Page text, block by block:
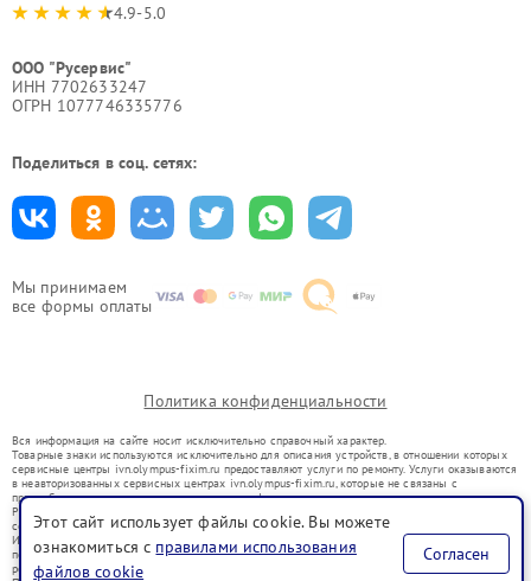
Мы принимаем
все формы оплаты
4.9-5.0
ООО "Русервис"
ИНН 7702633247
ОГРН 1077746335776
Поделиться в соц. сетях:
Политика конфиденциальности
Вся информация на сайте носит исключительно справочный характер.
Товарные знаки используются исключительно для описания устройств, в отношении которых
сервисные центры ivn.olympus-fixim.ru предоставляют услуги по ремонту. Услуги оказываются
в неавторизованных сервисных центрах ivn.olympus-fixim.ru, которые не связаны с
правообладателями товарных знаков или их официальными представителями.
Ремонт осуществляется для устройств, уже введенных в гражданский оборот в соответствии
со статьей 1487 ГК РФ.
Использование товарных знаков не преследует цели индивидуализации услуг или введения
потребителей в заблуждение, а служит для информирования о предоставляемых услугах по
ремонту техники указанных брендов.
Этот сайт использует файлы cookie. Вы можете
ознакомиться с правилами использования
файлов cookie
Согласен